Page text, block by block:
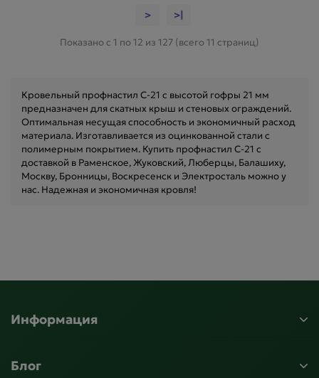
> >|
Показано с 1 по 12 из 127 (всего 11 страниц)
Кровельный профнастил C-21 с высотой гофры 21 мм
предназначен для скатных крыш и стеновых ограждений.
Оптимальная несущая способность и экономичный расход
материала. Изготавливается из оцинкованной стали с
полимерным покрытием. Купить профнастил C-21 с
доставкой в Раменское, Жуковский, Люберцы, Балашиху,
Москву, Бронницы, Воскресенск и Электросталь можно у
нас. Надежная и экономичная кровля!
Информация
Блог